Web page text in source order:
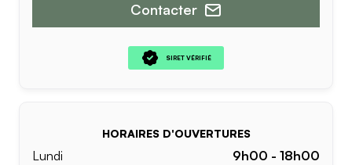
Contacter
SIRET VÉRIFIÉ
HORAIRES D'OUVERTURES
Lundi
9h00 - 18h00